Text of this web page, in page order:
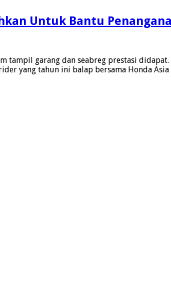
Untuk Bantu
tampil garang dan seabreg prestasi
yang tahun ini balap bersama Honda Asia